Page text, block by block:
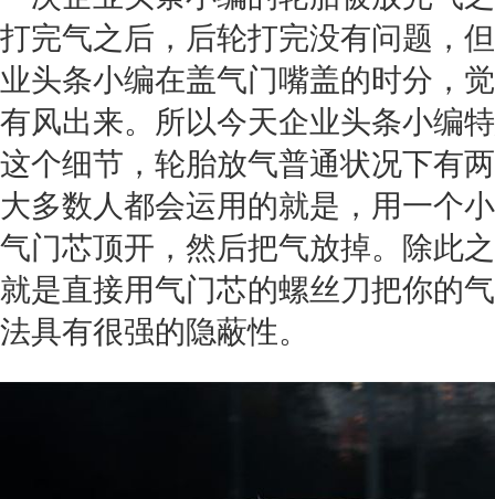
打完气之后，后轮打完没有问题，
业头条小编在盖气门嘴盖的时分，
有风出来。所以今天企业头条小编
这个细节，轮胎放气普通状况下有
大多数人都会运用的就是，用一个
气门芯顶开，然后把气放掉。除此
就是直接用气门芯的螺丝刀把你的
法具有很强的隐蔽性。